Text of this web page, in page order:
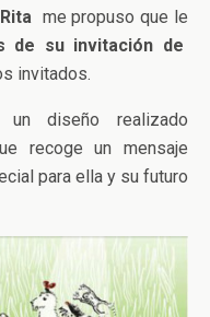
Rita me propuso que le
de su invitación de
invitados.
diseño realizado
recoge un mensaje
para ella y su futuro